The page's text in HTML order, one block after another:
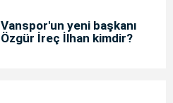
Vanspor'un yeni başkanı
Özgür İreç İlhan kimdir?